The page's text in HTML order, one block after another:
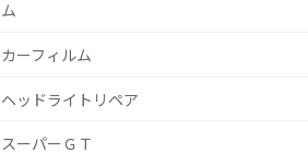
ム
カーフィルム
ヘッドライトリペア
スーパーＧＴ